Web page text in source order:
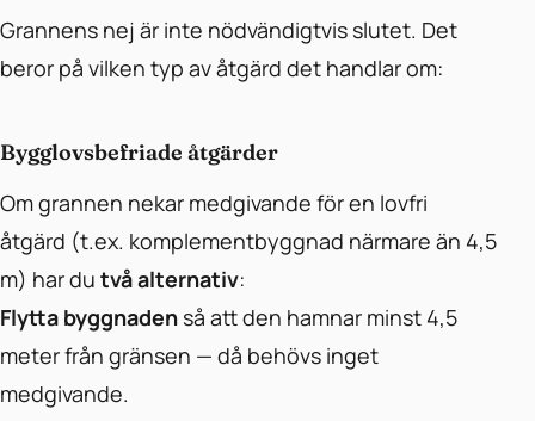
Grannens nej är inte nödvändigtvis slutet. Det
beror på vilken typ av åtgärd det handlar om:
Bygglovsbefriade åtgärder
Om grannen nekar medgivande för en lovfri
åtgärd (t.ex. komplementbyggnad närmare än 4,5
m) har du två alternativ:
Flytta byggnaden så att den hamnar minst 4,5
meter från gränsen — då behövs inget
medgivande.